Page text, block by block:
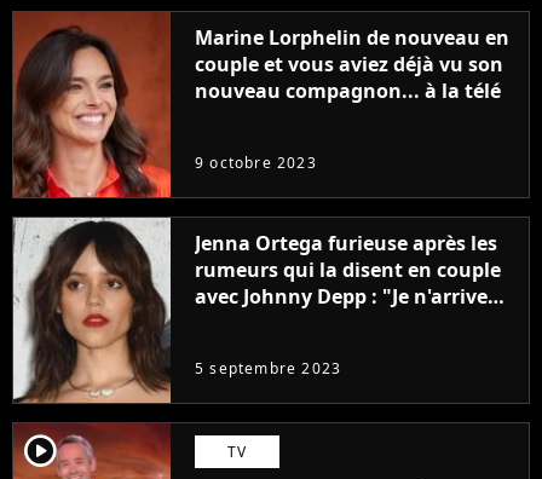
Marine Lorphelin de nouveau en
couple et vous aviez déjà vu son
nouveau compagnon... à la télé
9 octobre 2023
Jenna Ortega furieuse après les
rumeurs qui la disent en couple
avec Johnny Depp : "Je n'arrive
5 septembre 2023
player2 TV